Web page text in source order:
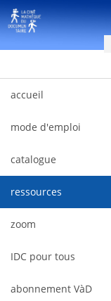
Saut au contenu
accueil
mode d'emploi
catalogue
ressources
zoom
IDC pour tous
abonnement VàD